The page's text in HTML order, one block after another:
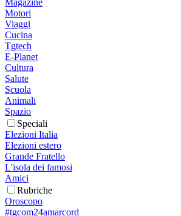
Magazine
Motori
Viaggi
Cucina
Tgtech
E-Planet
Cultura
Salute
Scuola
Animali
Spazio
Speciali
Elezioni Italia
Elezioni estero
Grande Fratello
L'isola dei famosi
Amici
Rubriche
Oroscopo
#tgcom24amarcord